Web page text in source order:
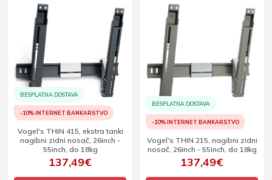
BESPLATNA DOSTAVA
-10% INTERNET BANKARSTVO
Vogel's THIN 415, ekstra tanki
nagibni zidni nosač, 26inch -
55inch, do 18kg
137,49€
BESPLATNA DOSTAVA
-10% INTERNET BANKARSTVO
Vogel's THIN 215, nagibni zidni
nosač, 26inch - 55inch, do 18kg
137,49€